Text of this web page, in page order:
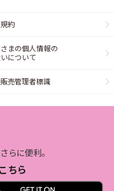
約
まの個人情報の
について
売管理者標識
らに便利。
ちら